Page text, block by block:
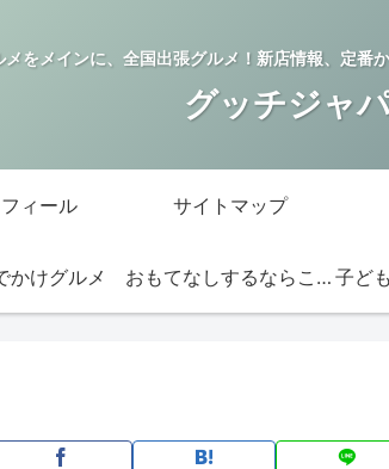
メをメインに、全国出張グルメ！新店情報、定番
グッチジャ
ィール サイトマップ
かけグルメ おもてなしするならこの店